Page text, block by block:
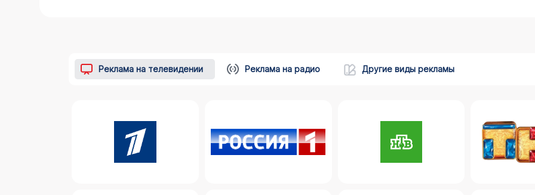
Реклама на телевидении Реклама на радио Другие виды рекламы